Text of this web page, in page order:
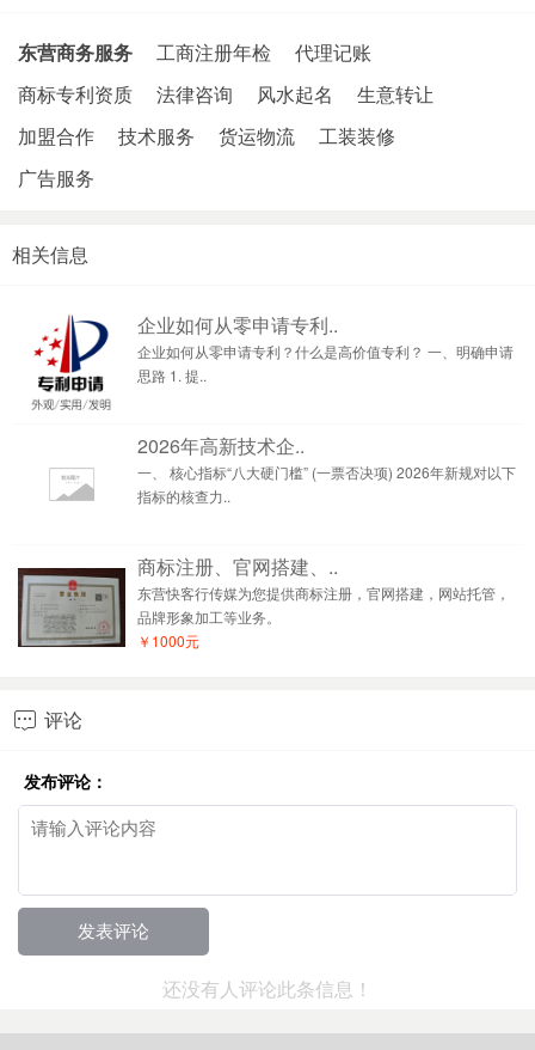
东营商务服务 工商注册年检
代理记账
商标专利资质
法律咨询 风水起名
生意转让
加盟合作
技术服务 货运物流
工装装修
广告服务
相关信息
企业如何从零申请专利..
企业如何从零申请专利？什么是高价值专利？ 一、明确申请
思路 1. 提..
2026年高新技术企..
一、 核心指标“八大硬门槛” (一票否决项) 2026年新规对以下
指标的核查力..
商标注册、官网搭建、..
东营快客行传媒为您提供商标注册，官网搭建，网站托管，
品牌形象加工等业务。
￥1000元
 评论
发布评论：
还没有人评论此条信息！